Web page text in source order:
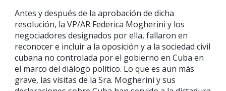
Antes y después de la aprobación de dicha
resolución, la VP/AR Federica Mogherini y los
negociadores designados por ella, fallaron en
reconocer e incluir a la oposición y a la sociedad civil
cubana no controlada por el gobierno en Cuba en
el marco del diálogo político. Lo que es aun más
grave, las visitas de la Sra. Mogherini y sus